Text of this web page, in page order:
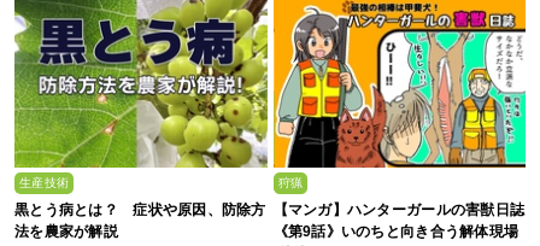
生産技術
黒とう病とは？ 症状や原因、防除方
法を農家が解説
狩猟
【マンガ】ハンターガールの害獣日誌
《第9話》いのちと向き合う解体現場